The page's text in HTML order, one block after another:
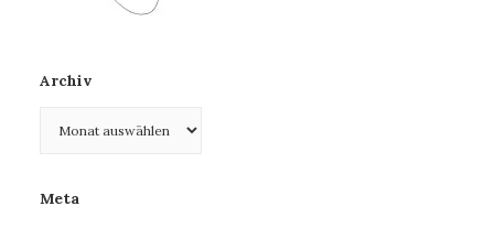
Archiv
Meta